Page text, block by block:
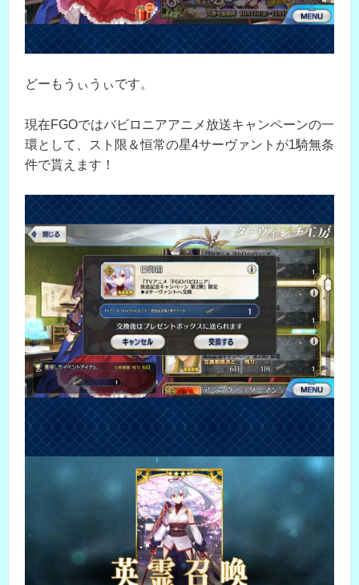
どーもうぃうぃです。
現在FGOではバビロニアアニメ放送キャンペーンの一
環として、スト限＆恒常の星4サーヴァントが1騎無条
件で貰えます！